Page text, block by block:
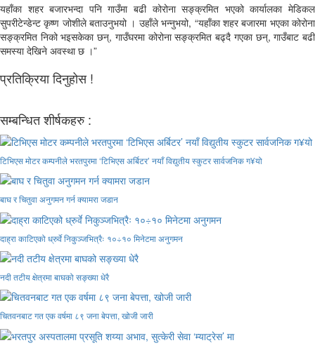
यहाँका शहर बजारभन्दा पनि गाउँमा बढी कोरोना सङ्क्रमित भएको कार्यालका मेडिकल
सुपरीटेन्डेन्ट कृष्ण जोशीले बताउनुभयो । उहाँले भन्नुभयो, “यहाँका शहर बजारमा भएका कोरोना
सङ्क्रमित निको भइसकेका छन्, गाउँघरमा कोरोना सङ्क्रमित बढ्दै गएका छन्, गाउँबाट बढी
समस्या देखिने अवस्था छ ।”
प्रतिक्रिया दिनुहोस !
सम्बन्धित शीर्षकहरु :
टिभिएस मोटर कम्पनीले भरतपुरमा ‘टिभिएस अर्बिटर’ नयाँ विद्युतीय स्कुटर सार्वजनिक ग¥यो
बाघ र चितुवा अनुगमन गर्न क्यामरा जडान
दाह्रा काटिएको ध्रुर्वे निकुञ्जभित्रैः १०÷१० मिनेटमा अनुगमन
नदी तटीय क्षेत्रमा बाघको सङ्ख्या धेरै
चितवनबाट गत एक वर्षमा ८९ जना बेपत्ता, खोजी जारी